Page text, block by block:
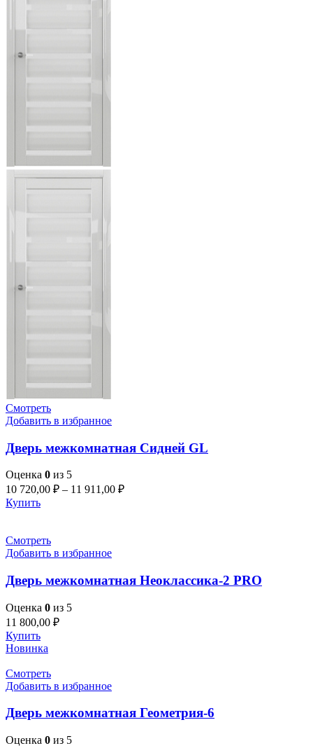
Смотреть
Добавить в избранное
Дверь межкомнатная Сидней GL
Оценка 0 из 5
10 720,00 ₽ – 11 911,00 ₽
Купить
Смотреть
Добавить в избранное
Дверь межкомнатная Неоклассика-2 PRO
Оценка 0 из 5
11 800,00 ₽
Купить
Новинка
Смотреть
Добавить в избранное
Дверь межкомнатная Геометрия-6
Оценка 0 из 5